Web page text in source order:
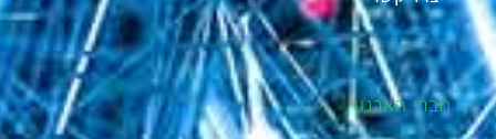
חברי הארגון